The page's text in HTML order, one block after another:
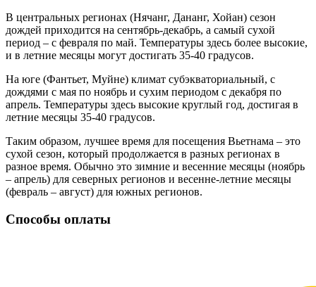
В центральных регионах (Нячанг, Дананг, Хойан) сезон
дождей приходится на сентябрь-декабрь, а самый сухой
период – с февраля по май. Температуры здесь более высокие,
и в летние месяцы могут достигать 35-40 градусов.
На юге (Фантьет, Муйне) климат субэкваториальный, с
дождями с мая по ноябрь и сухим периодом с декабря по
апрель. Температуры здесь высокие круглый год, достигая в
летние месяцы 35-40 градусов.
Таким образом, лучшее время для посещения Вьетнама – это
сухой сезон, который продолжается в разных регионах в
разное время. Обычно это зимние и весенние месяцы (ноябрь
– апрель) для северных регионов и весенне-летние месяцы
(февраль – август) для южных регионов.
Способы оплаты